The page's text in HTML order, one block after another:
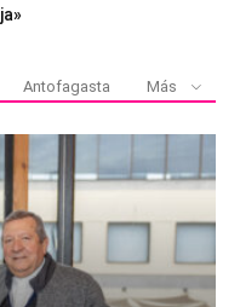
Antofagasta Más